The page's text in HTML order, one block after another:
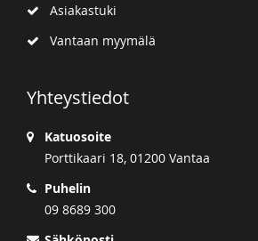
Asiakastuki
Vantaan myymälä
Yhteystiedot
Katuosoite
Porttikaari 18, 01200 Vantaa
Puhelin
09 8689 300